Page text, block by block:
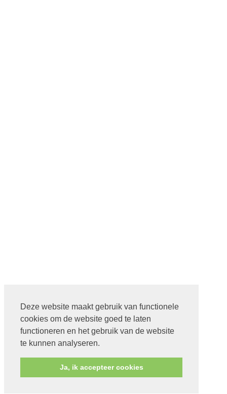
Deze website maakt gebruik van functionele
cookies om de website goed te laten
functioneren en het gebruik van de website
te kunnen analyseren.
Ja, ik accepteer cookies